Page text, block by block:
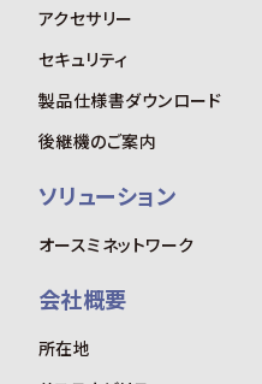
アクセサリー
セキュリティ
製品仕様書ダウンロード
後継機のご案内
ソリューション
オースミネットワーク
会社概要
所在地